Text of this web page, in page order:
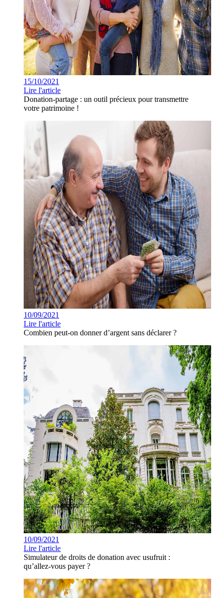
15/10/2021
Lire l'article
Donation-partage : un outil précieux pour transmettre
votre patrimoine !
10/09/2021
Lire l'article
Combien peut-on donner d’argent sans déclarer ?
10/09/2021
Lire l'article
Simulateur de droits de donation avec usufruit :
qu’allez-vous payer ?